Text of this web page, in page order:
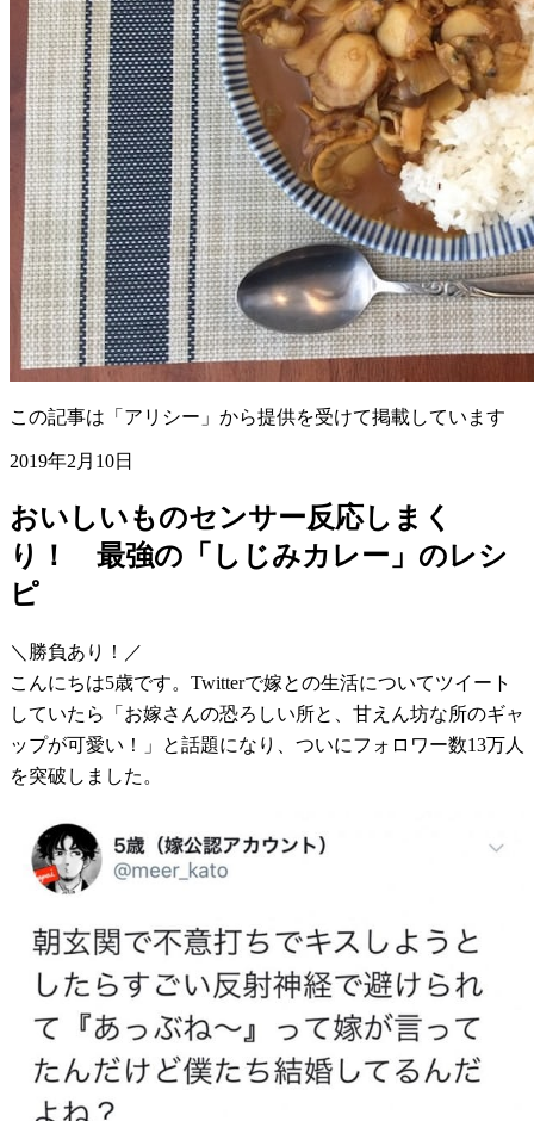
この記事は「アリシー」から提供を受けて掲載しています
2019年2月10日
おいしいものセンサー反応しまく
り！ 最強の「しじみカレー」のレシ
ピ
＼勝負あり！／
こんにちは5歳です。Twitterで嫁との生活についてツイート
していたら「お嫁さんの恐ろしい所と、甘えん坊な所のギャ
ップが可愛い！」と話題になり、ついにフォロワー数13万人
を突破しました。